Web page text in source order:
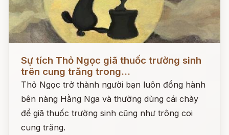
Sự tích Thỏ Ngọc giã thuốc trường sinh
trên cung trăng trong...
Thỏ Ngọc trở thành người bạn luôn đồng hành
bên nàng Hằng Nga và thường dùng cái chày
để giã thuốc trường sinh cũng như trông coi
cung trăng.